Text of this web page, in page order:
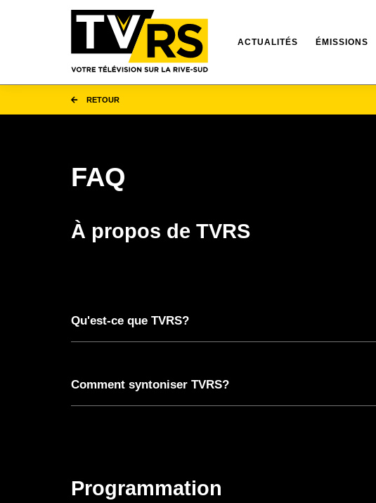
ACTUALITÉS ÉMISSIONS
RETOUR
FAQ
À propos de TVRS
Qu'est-ce que TVRS?
Comment syntoniser TVRS?
Programmation